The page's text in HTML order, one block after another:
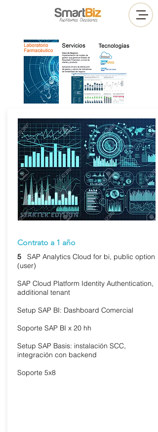
STARTER EDITION
Contrato a 1 año
5
SAP Analytics Cloud for bi, public option
(user)
SAP Cloud Platform Identity Authentication,
additional tenant
Setup SAP BI: Dashboard Comercial
Soporte SAP BI x 20 hh
Setup SAP Basis: instalación SCC,
integración con backend
Soporte 5x8